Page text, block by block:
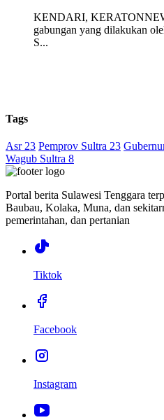
KENDARI,
gabungan yang dilakukan
S...
Tags
Asr 23 Pemprov Sultra 23
Wagub Sultra 8
Portal berita Sulawesi Tenggara
Baubau, Kolaka, Muna, dan
pemerintahan, dan pertanian
Tiktok
Facebook
Instagram